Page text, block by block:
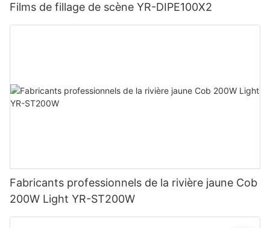
Films de fillage de scène YR-DIPE100X2
Fabricants professionnels de la rivière jaune Cob
200W Light YR-ST200W